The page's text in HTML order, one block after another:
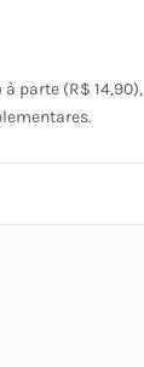
parte (R$ 14,90),